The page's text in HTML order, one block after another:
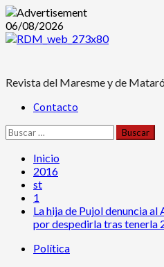
Saltar
al
06/08/2026
Revista del Maresme y de Mataró
Menú Contacto
Buscar:
Inicio
2016
st
1
La hija de Pujol denuncia
por despedirla tras tenerla
Política